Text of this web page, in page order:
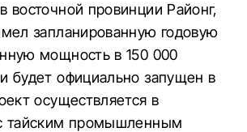
восточной провинции Районг,
запланированную годовую
мощность в 150 000
будет официально запущен в
осуществляется в
тайским промышленным